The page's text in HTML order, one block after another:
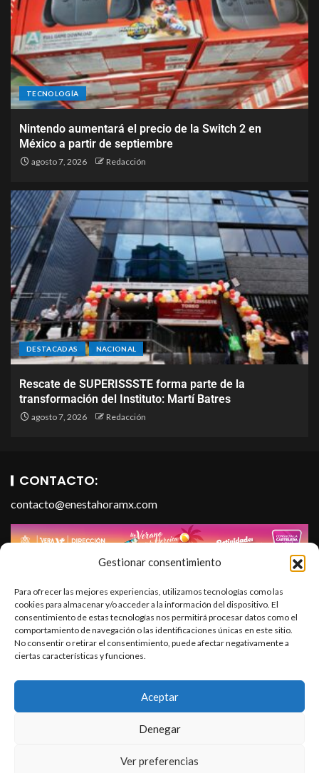
Gestionar consentimiento
Para ofrecer las mejores experiencias, utilizamos tecnologías como las
cookies para almacenar y/o acceder a la información del dispositivo. El
consentimiento de estas tecnologías nos permitirá procesar datos como el
comportamiento de navegación o las identificaciones únicas en este sitio.
No consentir o retirar el consentimiento, puede afectar negativamente a
ciertas características y funciones.
Aceptar
Denegar
Ver preferencias
TECNOLOGÍA
Nintendo aumentará el precio de la Switch 2 en
México a partir de septiembre
agosto 7, 2026 Redacción
DESTACADAS NACIONAL
Rescate de SUPERISSSTE forma parte de la
transformación del Instituto: Martí Batres
agosto 7, 2026 Redacción
CONTACTO:
contacto@enestahoramx.com
SOBRE NOSOTROS
En Esta Hora Media es un portal informativo que forma parte
de En Esta Hora Infopublicidad, S.A. de C.V. Todos los